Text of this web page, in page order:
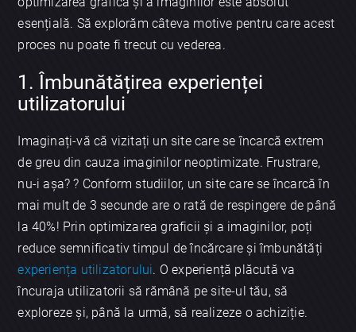
esențială. Să explorăm câteva motive pentru care acest
proces nu poate fi trecut cu vederea.
1. Îmbunătățirea experienței
utilizatorului
Imaginați-vă că vizitați un site care se încarcă extrem
de greu din cauza imaginilor neoptimizate. Frustrare,
nu-i așa? ? Conform studiilor, un site care se încarcă în
mai mult de 3 secunde are o rată de respingere de până
la 40%! Prin optimizarea graficii și a imaginilor, poți
reduce semnificativ timpul de încărcare și îmbunătăți
experiența utilizatorului. O experiență plăcută va
încuraja utilizatorii să rămână pe site-ul tău, să
exploreze și, până la urmă, să realizeze o achiziție.